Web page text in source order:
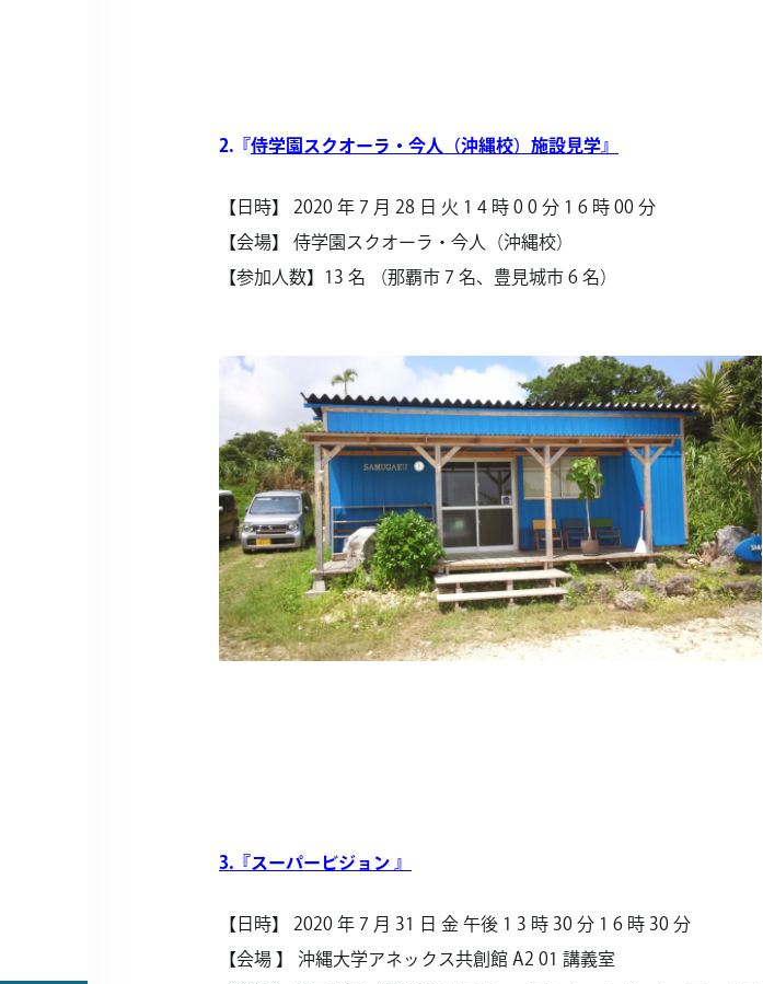
2.『侍学園スクオーラ・今人（沖縄校）施設見学』
【日時】 2020 年 7 月 28 日 火 1 4 時 0 0 分 1 6 時 00 分
【会場】 侍学園スクオーラ・今人（沖縄校）
【参加人数】13 名 （那覇市 7 名、豊見城市 6 名）
3.『スーパービジョン 』
【日時】 2020 年 7 月 31 日 金 午後 1 3 時 30 分 1 6 時 30 分
【会場 】 沖縄大学アネックス共創館 A2 01 講義室